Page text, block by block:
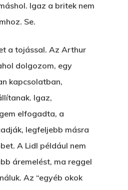
Igaz a britek nem
Se.
a tojással. Az Arthur
dolgozom, egy
kapcsolatban,
Igaz,
elfogadta, a
legfeljebb másra
A Lidl például nem
áremelést, ma reggel
Az “egyéb okok